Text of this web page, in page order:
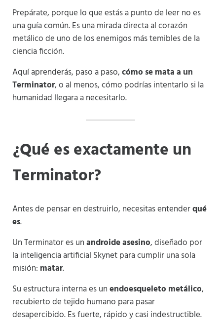
Prepárate, porque lo que estás a punto de leer no es
una guía común. Es una mirada directa al corazón
metálico de uno de los enemigos más temibles de la
ciencia ficción.
Aquí aprenderás, paso a paso,cómo se mata a un
Terminator, o al menos, cómo podrías intentarlo si la
humanidad llegara a necesitarlo.
¿Qué es exactamente un
Terminator?
Antes de pensar en destruirlo, necesitas entenderqué
es.
Un Terminator es unandroide asesino, diseñado por
la inteligencia artificial Skynet para cumplir una sola
misión: matar.
Su estructura interna es unendoesqueleto metálico,
recubierto de tejido humano para pasar
desapercibido. Es fuerte, rápido y casi indestructible.